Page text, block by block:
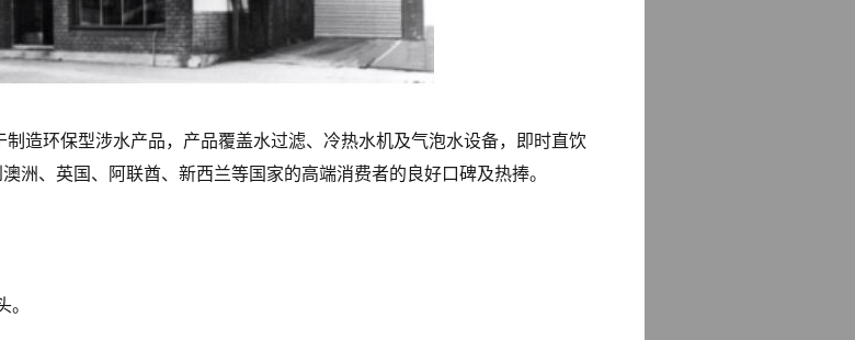
造环保型涉水产品，产品覆盖水过滤、冷热水机及气泡水设备，即时直饮
洲、英国、阿联酋、新西兰等国家的高端消费者的良好口碑及热捧。
。